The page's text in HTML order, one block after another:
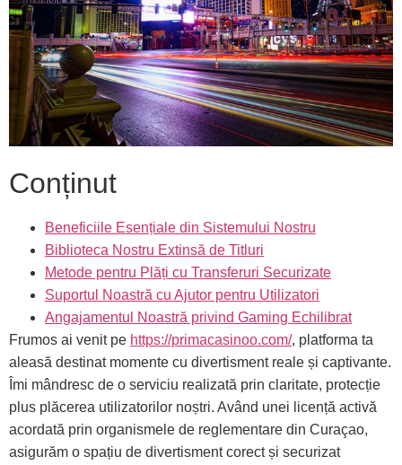
Conținut
Beneficiile Esențiale din Sistemului Nostru
Biblioteca Nostru Extinsă de Titluri
Metode pentru Plăți cu Transferuri Securizate
Suportul Noastră cu Ajutor pentru Utilizatori
Angajamentul Noastră privind Gaming Echilibrat
Frumos ai venit pe https://primacasinoo.com/, platforma ta
aleasă destinat momente cu divertisment reale și captivante.
Îmi mândresc de o serviciu realizată prin claritate, protecție
plus plăcerea utilizatorilor noștri. Având unei licență activă
acordată prin organismele de reglementare din Curaçao,
asigurăm o spațiu de divertisment corect și securizat